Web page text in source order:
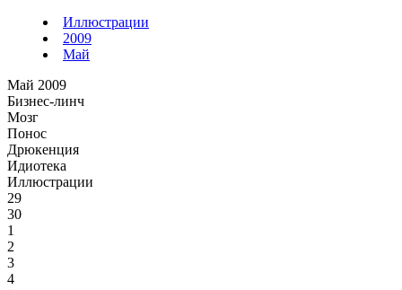
Иллюстрации
2009
Май
Май 2009
Бизнес-линч
Мозг
Понос
Дрюкенция
Идиотека
Иллюстрации
29
30
1
2
3
4